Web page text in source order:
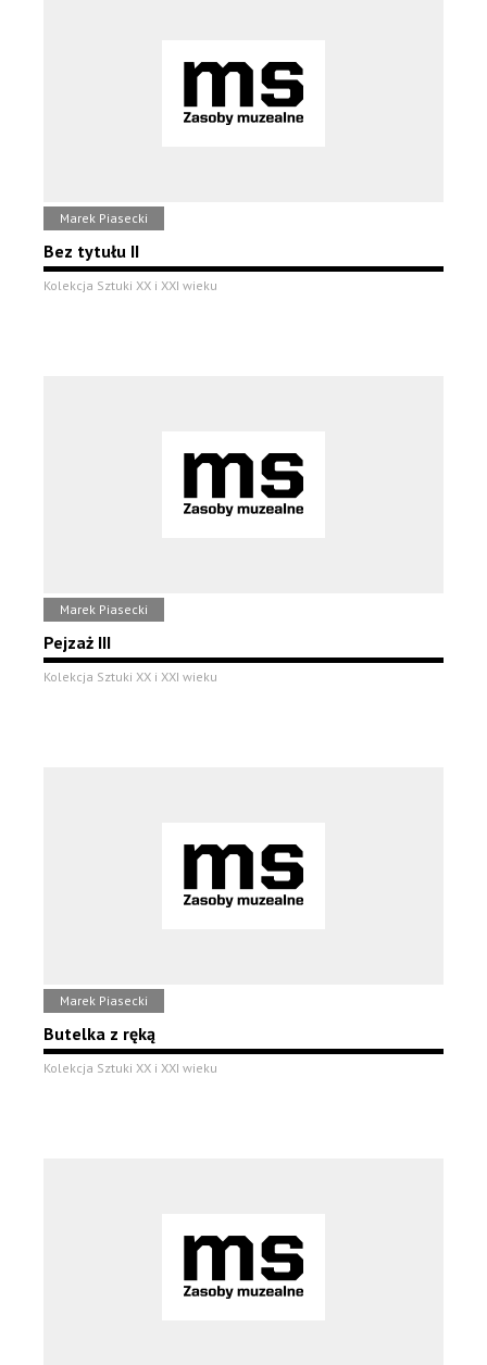
Marek Piasecki
Bez tytułu II
Kolekcja Sztuki XX i XXI wieku
Marek Piasecki
Pejzaż III
Kolekcja Sztuki XX i XXI wieku
Marek Piasecki
Butelka z ręką
Kolekcja Sztuki XX i XXI wieku